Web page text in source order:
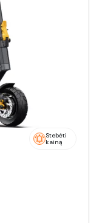
Stebėti
kainą